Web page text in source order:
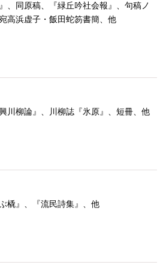
、同原稿、『緑丘吟社会報』、句稿ノ
高浜虚子・飯田蛇笏書簡、他
川柳論』、川柳誌『氷原』、短冊、他
橇』、『流民詩集』、他